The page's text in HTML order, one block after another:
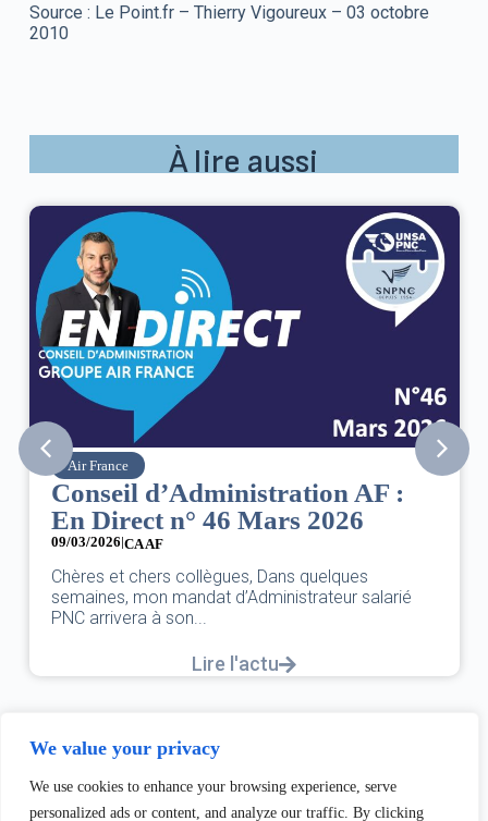
We value your privacy
We use cookies to enhance your browsing experience, serve
personalized ads or content, and analyze our traffic. By clicking
Source : Le Point.fr – Thierry Vigoureux – 03 octobre
2010
À lire aussi
Air France
Conseil d’Administration AF :
En Direct n° 46 Mars 2026
09/03/2026|CA AF
Chères et chers collègues, Dans quelques
semaines, mon mandat d’Administrateur salarié
PNC arrivera à son...
Lire l'actu